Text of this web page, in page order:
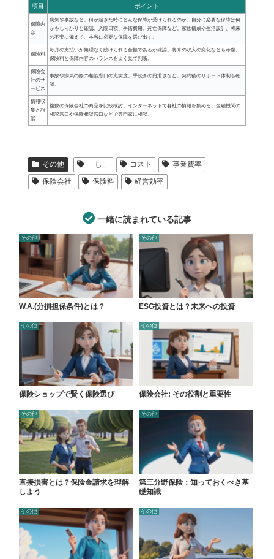
項目 ポイント
保障内
容
病気や事故など、何が起きた時にどんな保障が受けられるのか、自分に必要な保障は何
かをしっかりと確認。入院日額、手術費用、死亡保障など。家族構成や生活設計、将来
の不安に備えて、本当に必要な保障を選び出す。
保険料
毎月の支払いが無理なく続けられる金額であるか確認。将来の収入の変化なども考慮。
保険料と保障内容のバランスをよく見て判断。
保険会
社のサ
ービス
事故や病気の際の相談窓口の充実度、手続きの円滑さなど。契約後のサポート体制も確
認。
情報収
集と相
談
複数の保険会社の商品を比較検討。インターネットで各社の情報を集める。金融機関の
相談窓口や保険相談窓口などで専門家に相談。
その他 「し」 コスト
事業費率
保険会社
保険料 経営効率
一緒に読まれている記事
その他
W.A.(分損担保条件)とは？
その他
ESG投資とは？未来への投資
その他
保険ショップで賢く保険選び
その他
保険会社: その役割と重要性
その他
直接損害とは？保険金請求を理解
しよう
その他
第三分野保険：知っておくべき基
礎知識
その他 その他